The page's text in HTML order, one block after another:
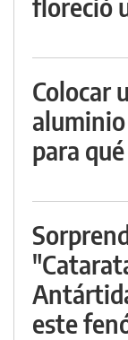
floreció
Colocar
para
este